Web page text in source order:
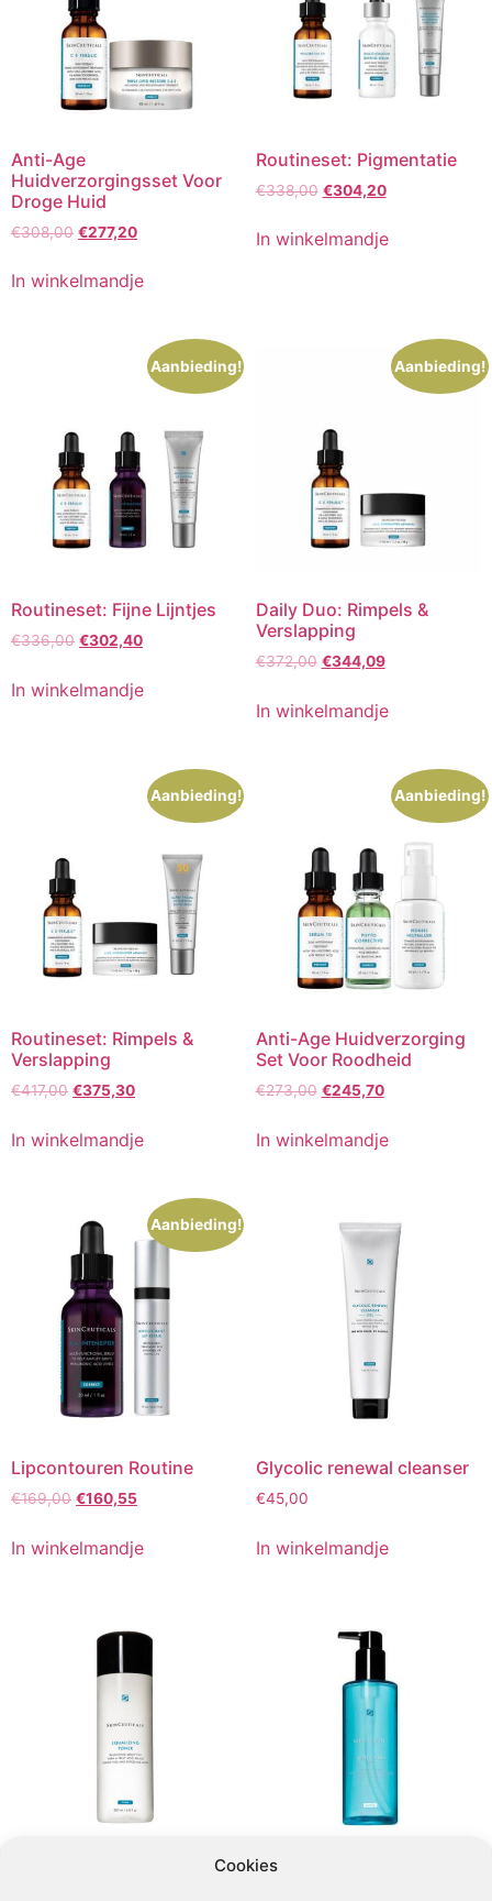
Cookies
Anti-Age
Huidverzorgingsset Voor
Droge Huid
€308,00 Oorspronkelijke
was:
€308,00.
€277,20Huidige
is:
In winkelmandje
Routineset: Pigmentatie
€338,00 Oorspronkelijke
was:
€338,00.
€304,20Huidige
is:
In winkelmandje
Aanbieding!
Routineset: Fijne Lijntjes
€336,00 Oorspronkelijke
was:
€336,00.
€302,40Huidige
In winkelmandje
Aanbieding!
Daily Duo: Rimpels &
Verslapping
€372,00 Oorspronkelijke
was:
€372,00.
€344,09Huidige
is:
In winkelmandje
Aanbieding!
Routineset: Rimpels &
Verslapping
€417,00 Oorspronkelijke
was:
€417,00.
€375,30Huidige
is:
In winkelmandje
Aanbieding!
Anti-Age Huidverzorging
Set Voor Roodheid
€273,00 Oorspronkelijke
was:
€273,00.
€245,70Huidige
is:
In winkelmandje
Aanbieding!
Lipcontouren Routine
€169,00 Oorspronkelijke
was:
€169,00.
€160,55Huidige
is:
In winkelmandje
Glycolic renewal cleanser
€45,00
In winkelmandje
Simply clean